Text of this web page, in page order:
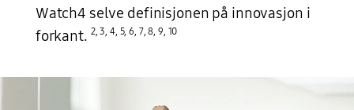
Watch4 selve definisjonen på innovasjon i
forkant. 2,3 4, 5,6 7,8 9 10